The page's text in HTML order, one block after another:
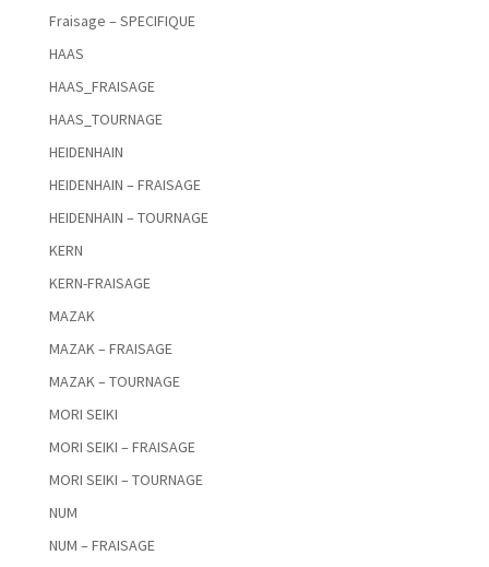
Fraisage – SPECIFIQUE
HAAS
HAAS_FRAISAGE
HAAS_TOURNAGE
HEIDENHAIN
HEIDENHAIN – FRAISAGE
HEIDENHAIN – TOURNAGE
KERN
KERN-FRAISAGE
MAZAK
MAZAK – FRAISAGE
MAZAK – TOURNAGE
MORI SEIKI
MORI SEIKI – FRAISAGE
MORI SEIKI – TOURNAGE
NUM
NUM – FRAISAGE